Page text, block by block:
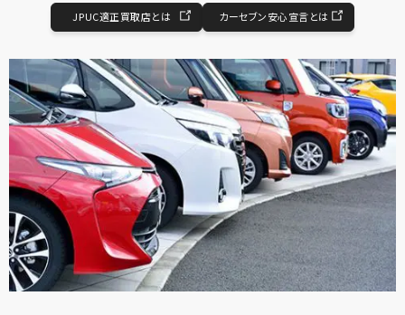
JPUC適正買取店とは カーセブン安心宣言とは